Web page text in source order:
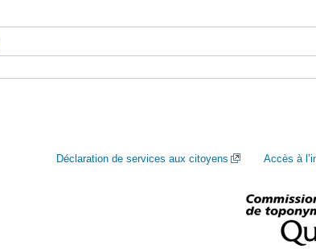
Déclaration de services aux citoyens Accès à